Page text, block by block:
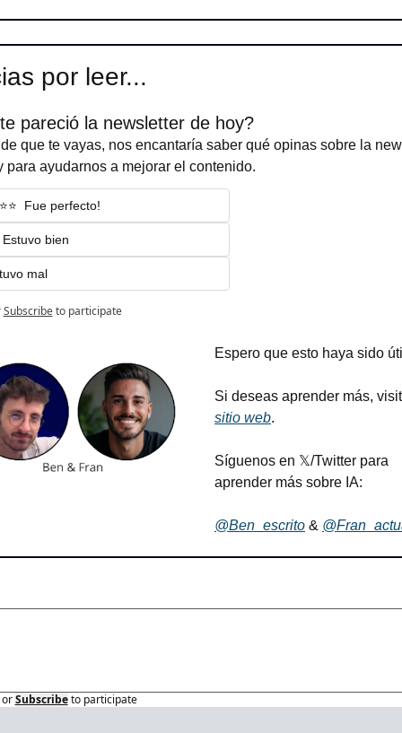
por leer...
pareció la newsletter de hoy?
que te vayas, nos encantaría saber qué opinas sobre la
para ayudarnos a mejorar el contenido.
Fue perfecto!
Estuvo bien
mal
Subscribe to participate
Espero que esto haya sido
sitio web.
Síguenos en 𝕏/Twitter para
aprender más sobre IA:
@Ben_escrito &
or Subscribe to participate